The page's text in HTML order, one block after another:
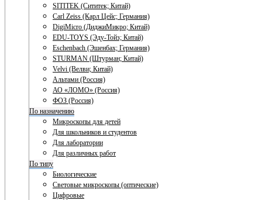
SITITEK (Сититек; Китай)
Carl Zeiss (Карл Цейс; Германия)
DigiMicro (ДиджиМикро; Китай)
EDU-TOYS (Эду-Тойз; Китай)
Eschenbach (Эшенбах; Германия)
STURMAN (Штурман; Китай)
Velvi (Велви; Китай)
Альтами (Россия)
АО «ЛОМО» (Россия)
ФОЗ (Россия)
По назначению
Микроскопы для детей
Для школьников и студентов
Для лаборатории
Для различных работ
По типу
Биологические
Световые микроскопы (оптические)
Цифровые